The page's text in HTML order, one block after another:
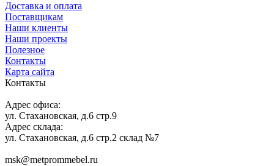
Доставка и оплата
Поставщикам
Наши клиенты
Наши проекты
Полезное
Контакты
Карта сайта
Контакты
Адрес офиса:
ул. Стахановская, д.6 стр.9
Адрес склада:
ул. Стахановская, д.6 стр.2 склад №7
msk@metprommebel.ru